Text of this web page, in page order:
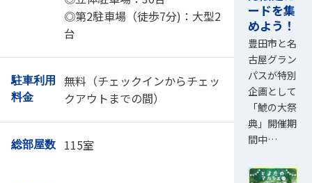
◎第2駐車場（徒歩7分)：大型2
台
駐車利用
料金
無料（チェックインからチェッ
クアウトまでの間）
総部屋数 115室
ードを集
めよう！
豊田市と名
古屋グラン
パスが特別
企画として
「鯱の大祭
典」開催期
間中…